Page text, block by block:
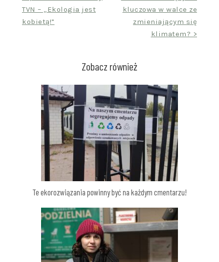
TVN – „Ekologia jest
kobietą!”
kluczowa w walce ze
zmieniającym się
klimatem? >
Zobacz również
Te ekorozwiązania powinny być na każdym cmentarzu!